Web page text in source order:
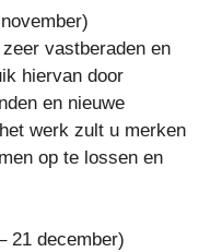
vastberaden en
hiervan door
en nieuwe
werk zult u merken
op te lossen en
21 december)